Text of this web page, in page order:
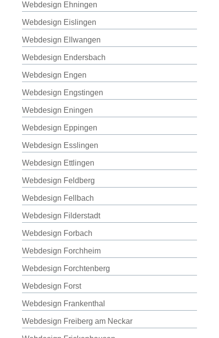
Webdesign Ehningen
Webdesign Eislingen
Webdesign Ellwangen
Webdesign Endersbach
Webdesign Engen
Webdesign Engstingen
Webdesign Eningen
Webdesign Eppingen
Webdesign Esslingen
Webdesign Ettlingen
Webdesign Feldberg
Webdesign Fellbach
Webdesign Filderstadt
Webdesign Forbach
Webdesign Forchheim
Webdesign Forchtenberg
Webdesign Forst
Webdesign Frankenthal
Webdesign Freiberg am Neckar